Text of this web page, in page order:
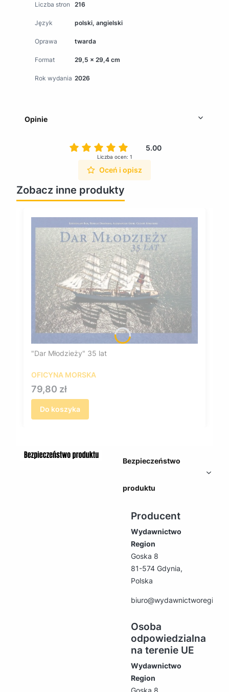
Liczba stron 216
Język polski, angielski
Oprawa twarda
Format 29,5 x 29,4 cm
Rok wydania 2026
Opinie
5.00
Liczba ocen: 1
Oceń i opisz
Zobacz inne produkty
"Dar Młodzieży" 35 lat
OFICYNA MORSKA
Cena
79,80 zł
Do koszyka
Bezpieczeństwo
produktu
Producent
Wydawnictwo
Region
Goska 8
81-574 Gdynia,
Polska
biuro@wydawnictworegion.pl
Osoba
odpowiedzialna
na terenie UE
Wydawnictwo
Region